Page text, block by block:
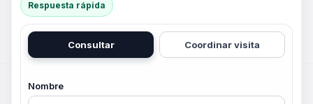
Respuesta rápida
Consultar Coordinar visita
Nombre